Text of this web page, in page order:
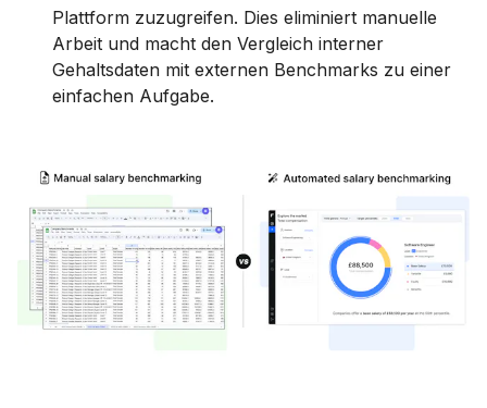
Plattform zuzugreifen. Dies eliminiert manuelle
Arbeit und macht den Vergleich interner
Gehaltsdaten mit externen Benchmarks zu einer
einfachen Aufgabe.